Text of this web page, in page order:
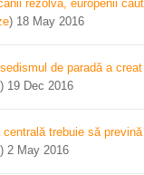
rezolvă, europenii
) 18 May 2016
de paradă a
) 19 Dec 2016
centrală trebuie să
) 2 May 2016